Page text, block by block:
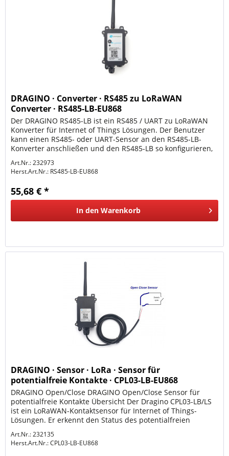
DRAGINO · Converter · RS485 zu LoRaWAN
Converter · RS485-LB-EU868
Der DRAGINO RS485-LB ist ein RS485 / UART zu LoRaWAN
Konverter für Internet of Things Lösungen. Der Benutzer
kann einen RS485- oder UART-Sensor an den RS485-LB-
Konverter anschließen und den RS485-LB so konfigurieren,
Art.Nr.: 232973
Herst.Art.Nr.: RS485-LB-EU868
55,68 € *
In den Warenkorb
DRAGINO · Sensor · LoRa · Sensor für
potentialfreie Kontakte · CPL03-LB-EU868
DRAGINO Open/Close DRAGINO Open/Close Sensor für
potentialfreie Kontakte Übersicht Der Dragino CPL03-LB/LS
ist ein LoRaWAN-Kontaktsensor für Internet of Things-
Lösungen. Er erkennt den Status des potentialfreien
Art.Nr.: 232135
Herst.Art.Nr.:CPL03-LB-EU868